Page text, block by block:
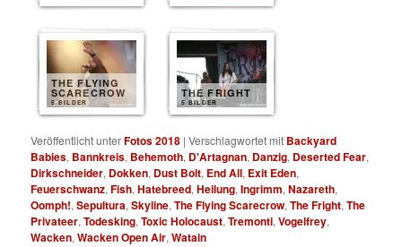
THE FLYING
SCARECROW
5 BILDER
THE FRIGHT
5 BILDER
Veröffentlicht unterFotos 2018 |Verschlagwortet mit Backyard
Babies, Bannkreis, Behemoth, D'Artagnan, Danzig, Deserted Fear,
Dirkschneider, Dokken, Dust Bolt, End All, Exit Eden,
Feuerschwanz,Fish,Hatebreed,Heilung,Ingrimm,Nazareth,
Oomph!,Sepultura,Skyline,The Flying Scarecrow,The Fright,The
Privateer,Todesking,Toxic Holocaust,Tremonti,Vogelfrey,
Wacken,Wacken Open Air,Watain